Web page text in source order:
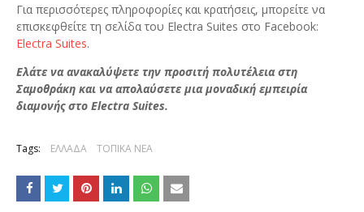
Για περισσότερες πληροφορίες και κρατήσεις, μπορείτε να
επισκεφθείτε τη σελίδα του Electra Suites στο Facebook:
Electra Suites.
Ελάτε να ανακαλύψετε την προσιτή πολυτέλεια στη
Σαμοθράκη και να απολαύσετε μια μοναδική εμπειρία
διαμονής στο Electra Suites.
Tags: ΕΛΛΑΔΑ ΤΟΠΙΚΑ ΝΕΑ